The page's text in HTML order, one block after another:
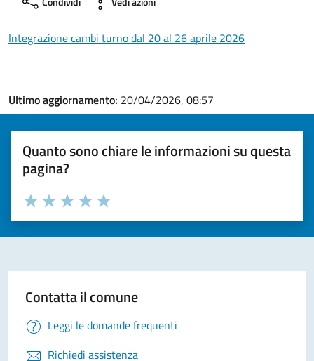
Integrazione cambi turno dal 20 al 26 aprile 2026
Ultimo aggiornamento: 20/04/2026, 08:57
Quanto sono chiare le informazioni su questa
pagina?
Valuta la chiarezza delle informazioni (da 1 a 5 stelle)
Seleziona il numero di stelle per valutare la chiarezza delle
Valuta 5 stelle su 5
Valuta 4 stelle su 5
Valuta 3 stelle su 5
Valuta 2 stelle su 5
Valuta 1 stelle su 5
Contatta il comune
Leggi le domande frequenti
Richiedi assistenza